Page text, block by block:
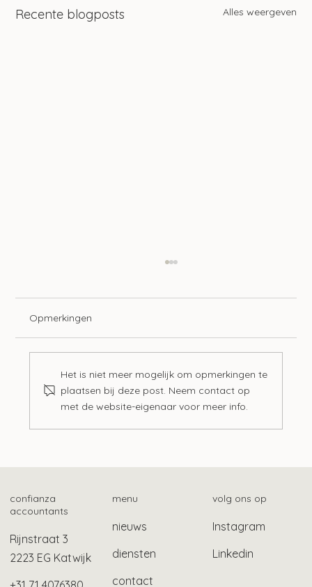
Recente blogposts Alles weergeven
Opmerkingen
Het is niet meer mogelijk om opmerkingen te
plaatsen bij deze post. Neem contact op
met de website-eigenaar voor meer info.
confianza
accountants
Rijnstraat 3
2223 EG Katwijk
menu
nieuws
diensten
contact
volg ons op
Instagram
Linkedin